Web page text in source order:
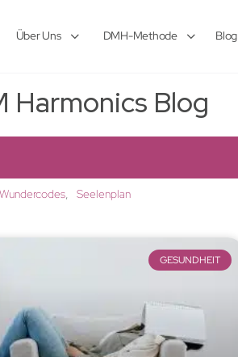
Über Uns DMH-Methode Blog
Harmonics Blog
Wundercodes Seelenplan
GESUNDHEIT